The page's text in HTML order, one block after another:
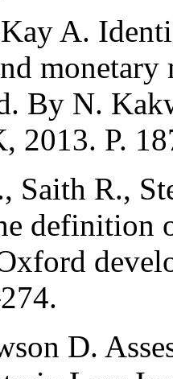
A.
monetary
By N.
2013. P.
Saith R.,
definition
D.